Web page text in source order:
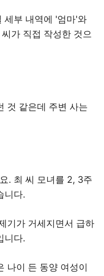
세부 내역에 '엄마'와
가 직접 작성한 것으
것 같은데 주변 사는
. 최 씨 모녀를 2, 3주
니다.
기가 거세지면서 급하
니다.
나이 든 동양 여성이